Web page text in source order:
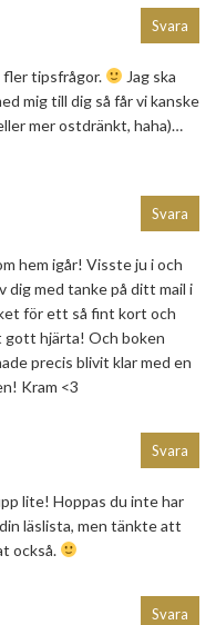
fler tipsfrågor.
Jag ska
mig till dig så får vi kanske
mer ostdränkt, haha)…
Svara
hem igår! Visste ju i och
dig med tanke på ditt mail i
för ett så fint kort och
gott hjärta! Och boken
precis blivit klar med en
Kram <3
Svara
lite! Hoppas du inte har
läslista, men tänkte att
också.
Svara
Svara